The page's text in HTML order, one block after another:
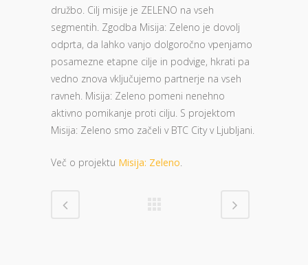
družbo. Cilj misije je ZELENO na vseh
segmentih. Zgodba Misija: Zeleno je dovolj
odprta, da lahko vanjo dolgoročno vpenjamo
posamezne etapne cilje in podvige, hkrati pa
vedno znova vključujemo partnerje na vseh
ravneh. Misija: Zeleno pomeni nenehno
aktivno pomikanje proti cilju. S projektom
Misija: Zeleno smo začeli v BTC City v Ljubljani.
Več o projektu Misija: Zeleno.